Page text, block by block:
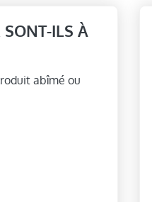
SONT-ILS À
abîmé ou